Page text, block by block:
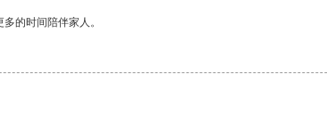
的时间陪伴家人。